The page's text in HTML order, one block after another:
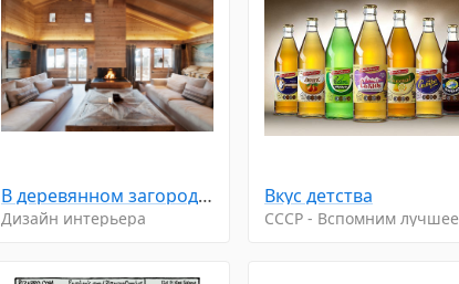
В деревянном загородном доме
Дизайн интерьера
Вкус детства
CCCP - Вспомним лучшее